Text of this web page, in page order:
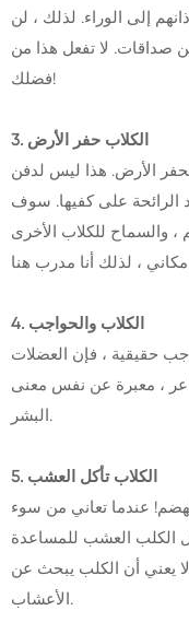
إلى الوراء. لذلك ، لن
صداقات. لا تفعل هذا من
فضلك!
3. الكلاب حفر الأرض
الأرض. هذا ليس لدفن
الرائحة على كفيها. سوف
، والسماح للكلاب الأخرى
4. الكلاب والحواجب
حقيقية ، فإن العضلات
، معبرة عن نفس معنى
البشر.
5. الكلاب تأكل العشب
عندما تعاني من سوء
الكلب العشب للمساعدة
يعني أن الكلب يبحث عن
الأعشاب.